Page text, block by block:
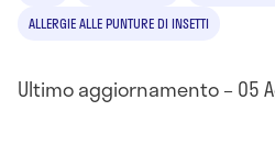
ALLERGIE ALLE PUNTURE DI INSETTI
Ultimo aggiornamento – 05